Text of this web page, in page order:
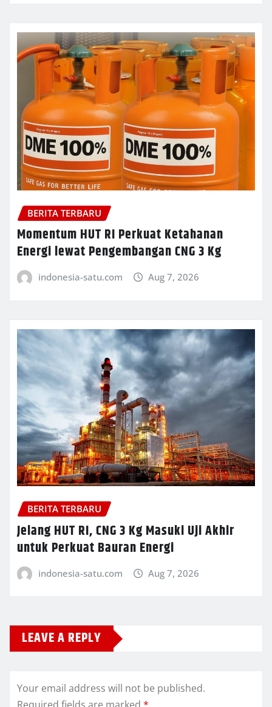
BERITA TERBARU
Momentum HUT RI Perkuat Ketahanan
Energi lewat Pengembangan CNG 3 Kg
indonesia-satu.com Aug 7, 2026
BERITA TERBARU
Jelang HUT RI, CNG 3 Kg Masuki Uji Akhir
untuk Perkuat Bauran Energi
indonesia-satu.com Aug 7, 2026
LEAVE A REPLY
Your email address will not be published.